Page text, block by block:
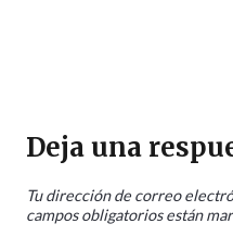
Deja una
Tu dirección de correo
campos obligatorios están